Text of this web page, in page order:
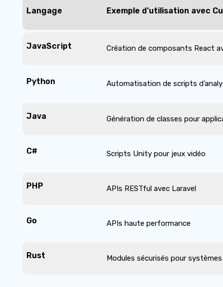
Langage Exemple d’utilisation avec
JavaScript Création de composants React
Python Automatisation de scripts
Java Génération de classes pour
C# Scripts Unity pour jeux vidéo
PHP APIs RESTful avec Laravel
Go APIs haute performance
Rust Modules sécurisés pour